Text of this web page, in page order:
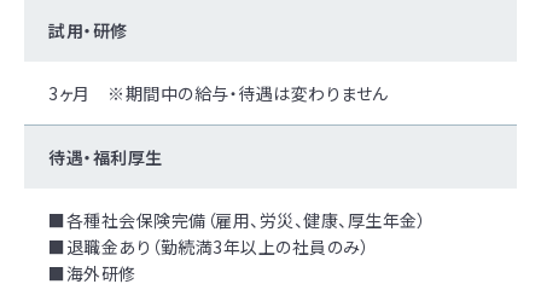
試用・研修
3ヶ月 ※期間中の給与・待遇は変わりません
待遇・福利厚生
■各種社会保険完備（雇用、労災、健康、厚生年金）
■退職金あり（勤続満3年以上の社員のみ）
■海外研修